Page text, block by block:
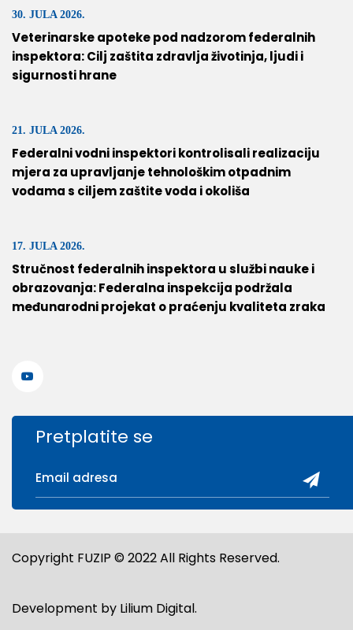
30. JULA 2026.
Veterinarske apoteke pod nadzorom federalnih
inspektora: Cilj zaštita zdravlja životinja, ljudi i
sigurnosti hrane
21. JULA 2026.
Federalni vodni inspektori kontrolisali realizaciju
mjera za upravljanje tehnološkim otpadnim
vodama s ciljem zaštite voda i okoliša
17. JULA 2026.
Stručnost federalnih inspektora u službi nauke i
obrazovanja: Federalna inspekcija podržala
međunarodni projekat o praćenju kvaliteta zraka
Pretplatite se
Copyright FUZIP © 2022 All Rights Reserved.
Development by Lilium Digital.